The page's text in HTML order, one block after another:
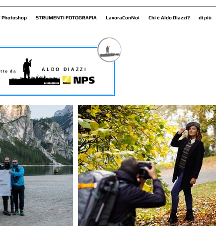
Photoshop STRUMENTI FOTOGRAFIA LavoraConNoi Chi è Aldo Diazzi? di più
da ALDO DIAZZI